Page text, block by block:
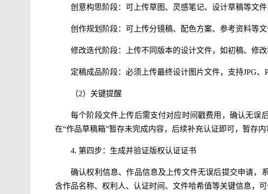
创意构思阶段：可上传草图、灵感笔记、设计草稿等文
创作规划阶段：可上传分镜稿、配色方案、参考资料等文
修改迭代阶段：上传不同版本的设计文件，如初稿、修
定稿成品阶段：必须上传最终设计图片文件，支持JPG
（2）关键提醒
每个阶段文件上传后需支付对应时间戳费用，确认无误
在“作品草稿箱”暂存未完成内容，后续补充认证即可，暂存内
4. 第四步：生成并验证版权认证证书
确认权利信息、作品信息及上传文件无误后提交申请，
含作品名称、权利人、认证时间、文件哈希值等关键信息，可